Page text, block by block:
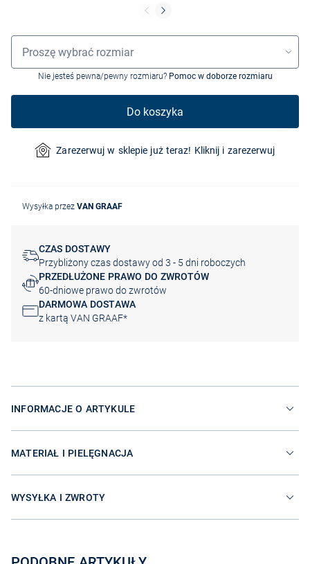
Wybór rozmiaru
Proszę wybrać rozmiar
Nie jesteś pewna/pewny rozmiaru? Pomoc w doborze rozmiaru
Do koszyka
Zarezerwuj w sklepie już teraz! Kliknij i zarezerwuj
Wysyłka przez VAN GRAAF
CZAS DOSTAWY
Przybliżony czas dostawy od 3 - 5 dni roboczych
PRZEDŁUŻONE PRAWO DO ZWROTÓW
60-dniowe prawo do zwrotów
DARMOWA DOSTAWA
z kartą VAN GRAAF*
INFORMACJE O ARTYKULE
MATERIAŁ I PIELĘGNACJA
WYSYŁKA I ZWROTY